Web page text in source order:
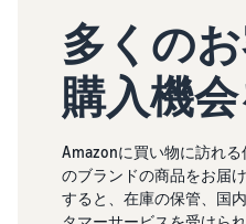
多くの
購入機
Amazonに買い物に訪れ
のブランドの商品をお届
すると、在庫の保管、国